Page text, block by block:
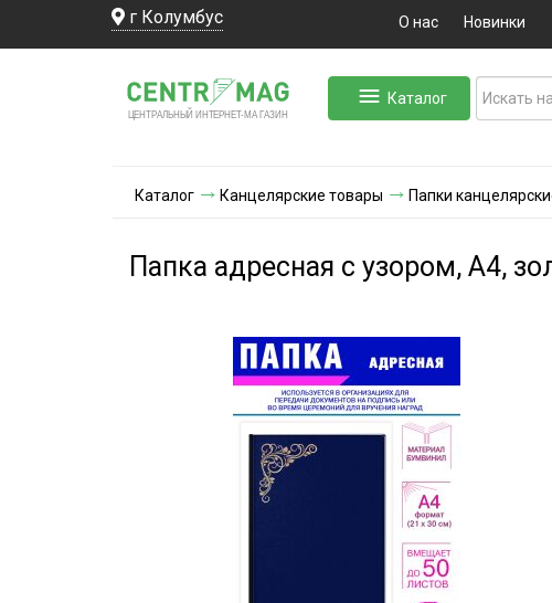
г Колумбус О нас Новинки
ЦЕНТРАЛЬНЫЙ ИНТЕРНЕТ-МА ГАЗИН
Каталог
Каталог Канцелярские товары Папки
Папка адресная с узором, А4,